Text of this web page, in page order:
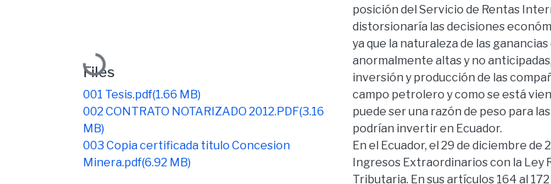
Loading...
Files
001 Tesis.pdf(1.66 MB)
002 CONTRATO NOTARIZADO 2012.PDF(3.16
MB)
003 Copia certificada titulo Concesion
Minera.pdf(6.92 MB)
posición del Servicio de Rentas
distorsionaría las decisiones
ya que la naturaleza de las
anormalmente altas y no
inversión y producción de las
campo petrolero y como se está
puede ser una razón de peso para
podrían invertir en Ecuador.
En el Ecuador, el 29 de diciembre
Ingresos Extraordinarios con la Ley
Tributaria. En sus artículos 164 al